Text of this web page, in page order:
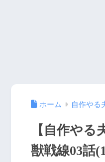
ホーム 自作やる
【自作や
獣戦線03話